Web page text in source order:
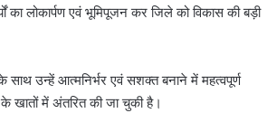
लोकार्पण एवं भूमिपूजन कर जिले को विकास की बड़ी
उन्हें आत्मनिर्भर एवं सशक्त बनाने में महत्वपूर्ण
खातों में अंतरित की जा चुकी है।